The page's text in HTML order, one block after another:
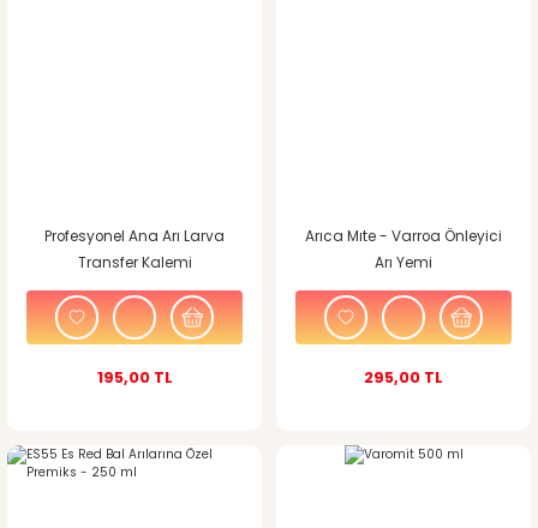
Profesyonel Ana Arı Larva
Transfer Kalemi
195,00 TL
Arıca Mıte - Varroa Önleyici
Arı Yemi
295,00 TL